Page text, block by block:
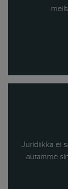
Juridiikka ei
autamme